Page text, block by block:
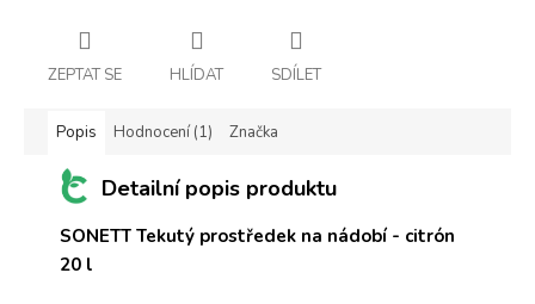
ZEPTAT SE HLÍDAT SDÍLET
Popis Hodnocení (1) Značka
Detailní popis produktu
SONETT Tekutý prostředek na nádobí - citrón
20 l